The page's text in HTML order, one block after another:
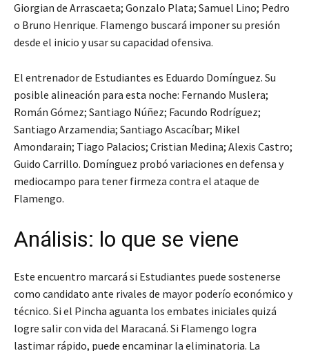
Giorgian de Arrascaeta; Gonzalo Plata; Samuel Lino; Pedro
o Bruno Henrique. Flamengo buscará imponer su presión
desde el inicio y usar su capacidad ofensiva.
El entrenador de Estudiantes es Eduardo Domínguez. Su
posible alineación para esta noche: Fernando Muslera;
Román Gómez; Santiago Núñez; Facundo Rodríguez;
Santiago Arzamendia; Santiago Ascacíbar; Mikel
Amondarain; Tiago Palacios; Cristian Medina; Alexis Castro;
Guido Carrillo. Domínguez probó variaciones en defensa y
mediocampo para tener firmeza contra el ataque de
Flamengo.
Análisis: lo que se viene
Este encuentro marcará si Estudiantes puede sostenerse
como candidato ante rivales de mayor poderío económico y
técnico. Si el Pincha aguanta los embates iniciales quizá
logre salir con vida del Maracaná. Si Flamengo logra
lastimar rápido, puede encaminar la eliminatoria. La